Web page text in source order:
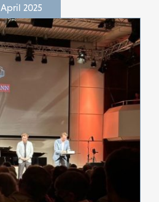
April 2025